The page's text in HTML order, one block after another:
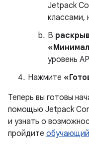
Jetpack
классами,
В
уровень
Нажмите
Теперь вы готовы
помощью Jetpack
и узнать о
пройдите